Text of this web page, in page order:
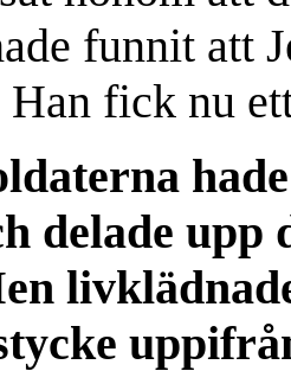
funnit att
fick nu
delade